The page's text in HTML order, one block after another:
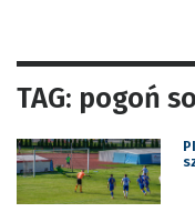
TAG: pogoń